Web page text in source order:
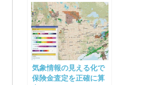
気象情報の見える化で
保険金査定を正確に算